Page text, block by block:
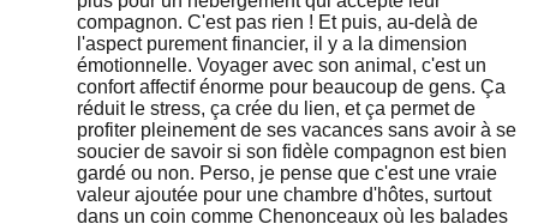
compagnon. C'est pas rien ! Et puis, au-delà de
l'aspect purement financier, il y a la dimension
émotionnelle. Voyager avec son animal, c'est un
confort affectif énorme pour beaucoup de gens. Ça
réduit le stress, ça crée du lien, et ça permet de
profiter pleinement de ses vacances sans avoir à se
soucier de savoir si son fidèle compagnon est bien
gardé ou non. Perso, je pense que c'est une vraie
valeur ajoutée pour une chambre d'hôtes, surtout
dans un coin comme Chenonceaux où les balades